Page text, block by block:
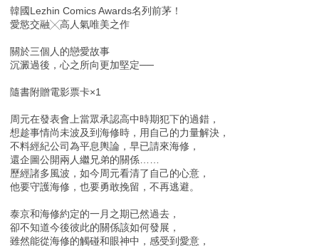
韓國Lezhin Comics Awards名列前茅！
愛慾交融╳高人氣唯美之作
關於三個人的戀愛故事
沉澱過後，心之所向更加堅定──
隨書附贈電影票卡×1
周元在發表會上當眾承認高中時期犯下的過錯，
想趁事情尚未波及到海修時，用自己的力量解決，
不料經紀公司為平息輿論，早已請來海修，
還企圖公開兩人繼兄弟的關係……
歷經諸多風波，如今周元看清了自己的心意，
他要守護海修，也要勇敢挽留，不再逃避。
泰京和海修約定的一月之期已然過去，
卻不知道今後彼此的關係該如何發展，
雖然能從海修的觸碰和眼神中，感受到愛意，